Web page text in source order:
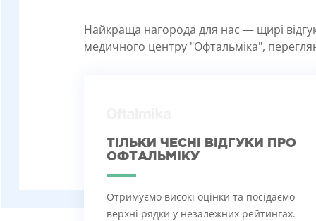
Найкраща нагорода для нас — щирі
медичного центру "Офтальміка",
ТІЛЬКИ ЧЕСНІ ВІДГУКИ ПРО
ОФТАЛЬМІКУ
Отримуємо високі оцінки та посідаємо
верхні рядки у незалежних рейтингах.